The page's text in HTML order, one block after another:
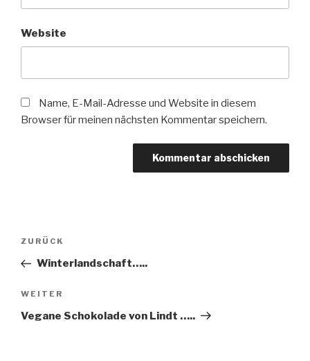
Website
Name, E-Mail-Adresse und Website in diesem
Browser für meinen nächsten Kommentar speichern.
Beitragsnavigation
Vorheriger
Beitrag
ZURÜCK
Winterlandschaft…..
Nächster
Beitrag
WEITER
Vegane Schokolade von Lindt …..